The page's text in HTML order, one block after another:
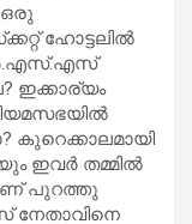
ഒരു
ഹോട്ടലില്‍
ഇക്കാര്യം
കുറെക്കാലമായി
ഇവര്‍ തമ്മില്‍
പുറത്തു
നേതാവിനെ